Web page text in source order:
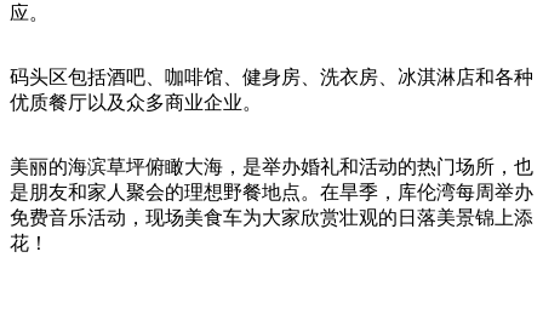
索:
Sign
up
应。
码头区包括酒吧、咖啡馆、健身房、洗衣房、冰淇淋店和各种
优质餐厅以及众多商业企业。
美丽的海滨草坪俯瞰大海，是举办婚礼和活动的热门场所，也
是朋友和家人聚会的理想野餐地点。在旱季，库伦湾每周举办
免费音乐活动，现场美食车为大家欣赏壮观的日落美景锦上添
花！